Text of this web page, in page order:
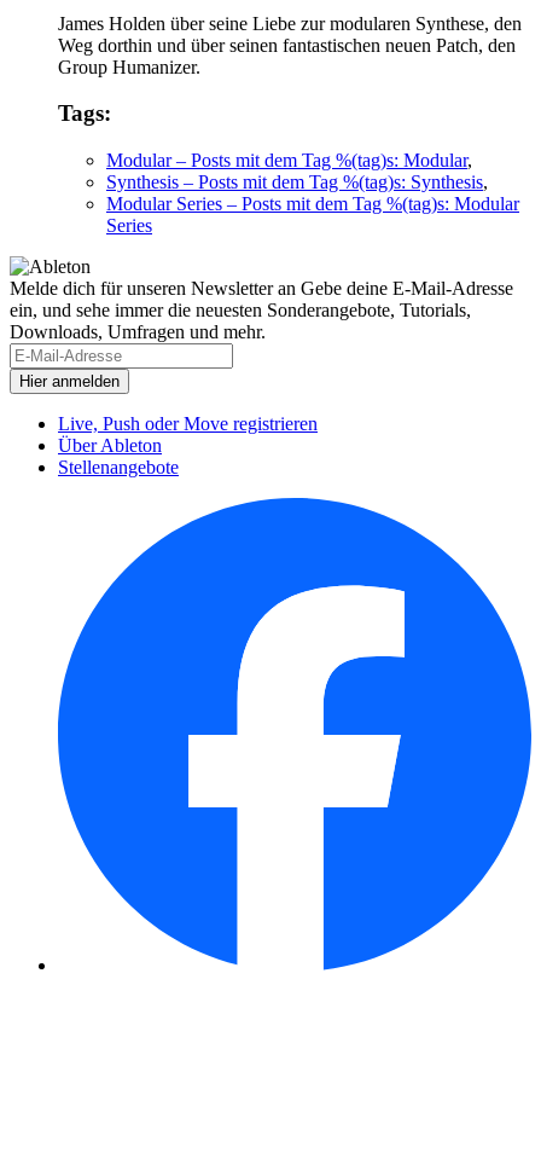
James Holden über seine Liebe zur modularen Synthese, den
Weg dorthin und über seinen fantastischen neuen Patch, den
Group Humanizer.
Tags:
Modular– Posts mit dem Tag %(tag)s: Modular,
Synthesis – Posts mit dem Tag %(tag)s: Synthesis,
Modular Series – Posts mit dem Tag %(tag)s: Modular
Series
Melde dich für unseren Newsletter an Gebe deine E-Mail-Adresse
ein, und sehe immer die neuesten Sonderangebote, Tutorials,
Downloads, Umfragen und mehr.
Live, Push oder Move registrieren
Über Ableton
Stellenangebote